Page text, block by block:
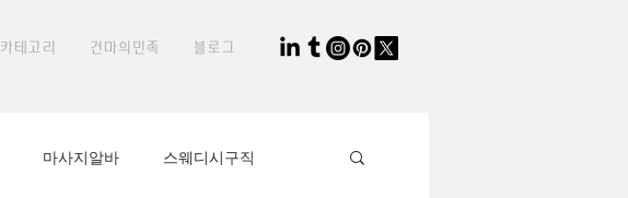
카테고리 건마의민족 블로그
마사지알바 스웨디시구직